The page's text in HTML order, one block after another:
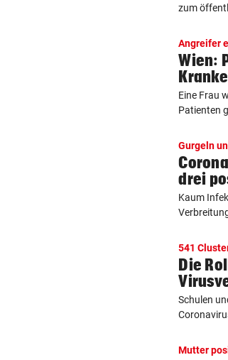
zum
Angreifer
Wien:
Eine Frau
Patienten
Gurgeln
drei
Kaum
541
Die
Schulen
Mutter